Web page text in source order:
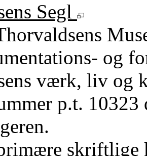
Segl
og
værk, liv og
p.t.